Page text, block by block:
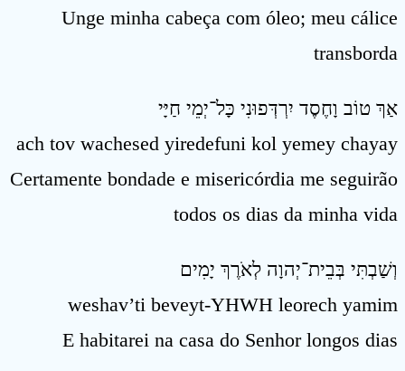
Unge minha cabeça com óleo; meu cálice
transborda
אַךְ טוֹב וָחֶסֶד יִרְדְּפוּנִי כָּל־יְמֵי חַיָּי
ach tov wachesed yiredefuni kol yemey chayay
Certamente bondade e misericórdia me seguirão
todos os dias da minha vida
וְשַׁבְתִּי בְּבֵית־יְהוָה לְאֹרֶךְ יָמִים
weshav’ti beveyt-YHWH leorech yamim
E habitarei na casa do Senhor longos dias